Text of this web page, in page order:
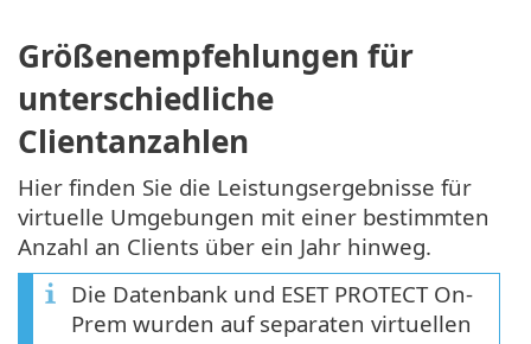
Größenempfehlungen für
unterschiedliche
Clientanzahlen
Hier finden Sie die Leistungsergebnisse für
virtuelle Umgebungen mit einer bestimmten
Anzahl an Clients über ein Jahr hinweg.
Die Datenbank und ESET PROTECT On-
Prem wurden auf separaten virtuellen